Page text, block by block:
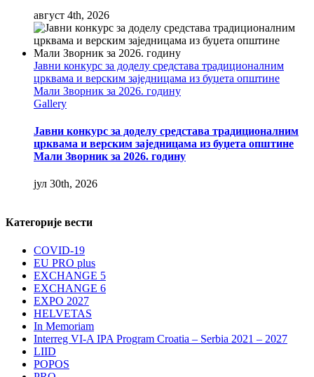
август 4th, 2026
Јавни конкурс за доделу средстава традиционалним
црквама и верским заједницама из буџета општине
Мали Зворник за 2026. годину
Gallery
Јавни конкурс за доделу средстава традиционалним
црквама и верским заједницама из буџета општине
Мали Зворник за 2026. годину
јул 30th, 2026
Категорије вести
COVID-19
EU PRO plus
EXCHANGE 5
EXCHANGE 6
EXPO 2027
HELVETAS
In Memoriam
Interreg VI-A IPA Program Croatia – Serbia 2021 – 2027
LIID
POPOS